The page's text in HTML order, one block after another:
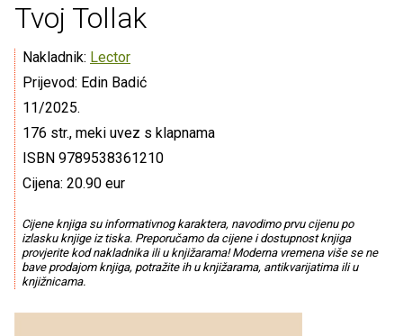
Tvoj Tollak
Nakladnik: Lector
Prijevod: Edin Badić
11/2025.
176 str., meki uvez s klapnama
ISBN 9789538361210
Cijena: 20.90 eur
Cijene knjiga su informativnog karaktera, navodimo prvu cijenu po
izlasku knjige iz tiska. Preporučamo da cijene i dostupnost knjiga
provjerite kod nakladnika ili u knjižarama! Moderna vremena više se ne
bave prodajom knjiga, potražite ih u knjižarama, antikvarijatima ili u
knjižnicama.